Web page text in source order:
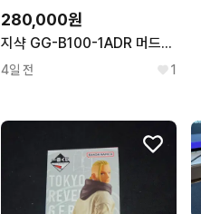
280,000원
지샥 GG-B100-1ADR 머드마스터 S급 시계
4일 전 1